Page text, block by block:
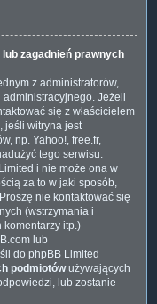
zagadnień prawnych
z administratorów,
administracyjnego. Jeżeli
się z właścicielem
jeśli witryna jest
np. Yahoo!, free.fr,
tego serwisu.
i nie może ona w
za to w jaki sposób,
nie kontaktować się
(wstrzymania i
itp.)
lub
do phpBB Limited
podmiotówużywających
lub zostanie